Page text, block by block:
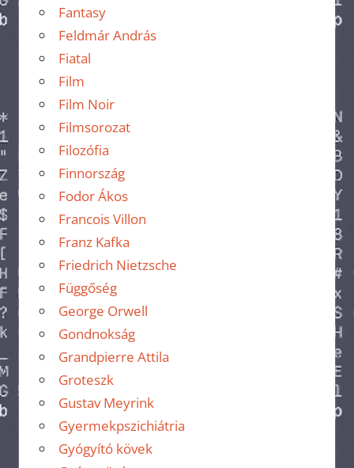
Fantasy
Feldmár András
Fiatal
Film
Film Noir
Filmsorozat
Filozófia
Finnország
Fodor Ákos
Francois Villon
Franz Kafka
Friedrich Nietzsche
Függőség
George Orwell
Gondnokság
Grandpierre Attila
Groteszk
Gustav Meyrink
Gyermekpszichiátria
Gyógyító kövek